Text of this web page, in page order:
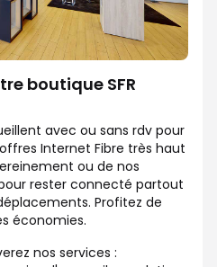
boutique SFR
avec ou sans rdv pour
Internet Fibre très haut
ou de nos
rester connecté partout
Profitez de
économies.
nos services :